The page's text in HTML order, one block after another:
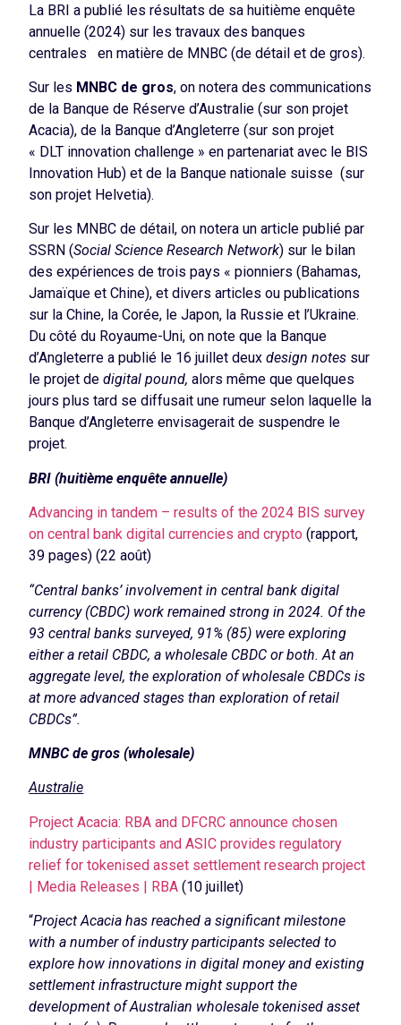
La BRI a publié les résultats de sa huitième enquête
annuelle (2024) sur les travaux des banques
centrales en matière de MNBC (de détail et de gros).
Sur les MNBC de gros, on notera des communications
de la Banque de Réserve d’Australie (sur son projet
Acacia), de la Banque d’Angleterre (sur son projet
« DLT innovation challenge » en partenariat avec le BIS
Innovation Hub) et de la Banque nationale suisse (sur
son projet Helvetia).
Sur les MNBC de détail, on notera un article publié par
SSRN (Social Science Research Network) sur le bilan
des expériences de trois pays « pionniers (Bahamas,
Jamaïque et Chine), et divers articles ou publications
sur la Chine, la Corée, le Japon, la Russie et l’Ukraine.
Du côté du Royaume-Uni, on note que la Banque
d’Angleterre a publié le 16 juillet deuxdesign notes sur
le projet dedigital pound,alors même que quelques
jours plus tard se diffusait une rumeur selon laquelle la
Banque d’Angleterre envisagerait de suspendre le
projet.
BRI (huitième enquête annuelle)
Advancing in tandem – results of the 2024 BIS survey
on central bank digital currencies and crypto (rapport,
39 pages) (22 août)
“Central banks’ involvement in central bank digital
currency (CBDC) work remained strong in 2024. Of the
93 central banks surveyed, 91% (85) were exploring
either a retail CBDC, a wholesale CBDC or both. At an
aggregate level, the exploration of wholesale CBDCs is
at more advanced stages than exploration of retail
CBDCs”.
MNBC de gros (wholesale)
Australie
Project Acacia: RBA and DFCRC announce chosen
industry participants and ASIC provides regulatory
relief for tokenised asset settlement research project
| Media Releases | RBA (10 juillet)
“Project Acacia has reached a significant milestone
with a number of industry participants selected to
explore how innovations in digital money and existing
settlement infrastructure might support the
development of Australian wholesale tokenised asset